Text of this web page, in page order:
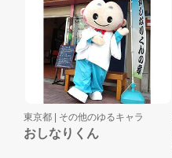
東京都 | その他のゆるキャラ
おしなりくん